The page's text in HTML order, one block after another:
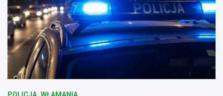
POLICJA WŁAMANIA